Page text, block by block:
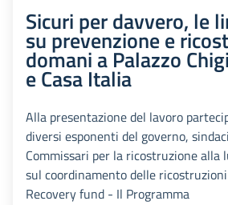
Sicuri per davvero, le
su prevenzione e
domani a Palazzo
e Casa Italia
Alla presentazione del lavoro
diversi esponenti del governo,
Commissari per la ricostruzione alla
sul coordinamento delle
Recovery fund - Il Programma